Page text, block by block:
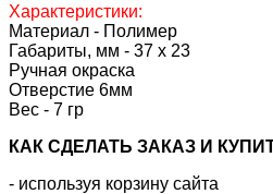
Характеристики:
Материал - Полимер
Габариты, мм - 37 х 23
Ручная окраска
Отверстие 6мм
Вес - 7 гр
КАК CДЕЛАТЬ ЗАКАЗ И
- используя корзину сайта